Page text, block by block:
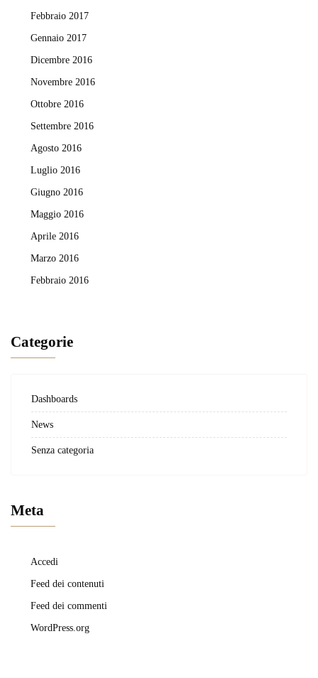
Febbraio 2017
Gennaio 2017
Dicembre 2016
Novembre 2016
Ottobre 2016
Settembre 2016
Agosto 2016
Luglio 2016
Giugno 2016
Maggio 2016
Aprile 2016
Marzo 2016
Febbraio 2016
Categorie
Dashboards
News
Senza categoria
Meta
Accedi
Feed dei contenuti
Feed dei commenti
WordPress.org